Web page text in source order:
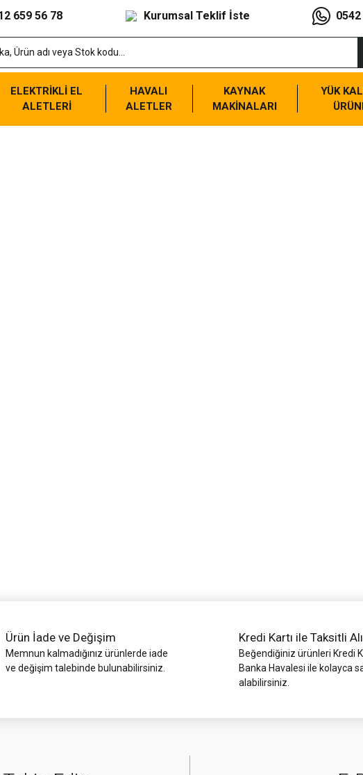
659 56 78 Kurumsal Teklif İste
ELEKTRİKLİ EL
ALETLERİ
HAVALI
ALETLER
KAYNAK
MAKİNALARI
YÜK
Ürün İade ve Değişim
Memnun kalmadığınız ürünlerde iade
ve değişim talebinde bulunabilirsiniz.
Kredi Kartı ile Taksitli
Beğendiğiniz ürünleri Kredi
Banka Havalesi ile kolayca
alabilirsiniz.